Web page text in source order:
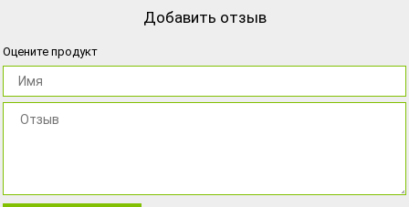
Добавить отзыв
Оцените продукт